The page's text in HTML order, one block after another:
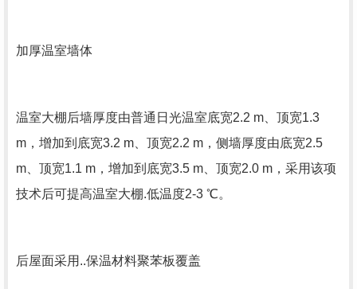
加厚温室墙体
温室大棚后墙厚度由普通日光温室底宽2.2 m、顶宽1.3
m，增加到底宽3.2 m、顶宽2.2 m，侧墙厚度由底宽2.5
m、顶宽1.1 m，增加到底宽3.5 m、顶宽2.0 m，采用该项
技术后可提高温室大棚.低温度2-3 ℃。
后屋面采用..保温材料聚苯板覆盖